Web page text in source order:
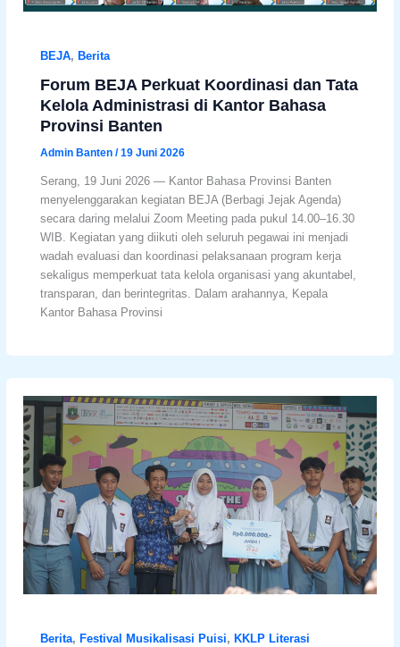
BEJA,Berita
Forum BEJA Perkuat Koordinasi dan Tata
Kelola Administrasi di Kantor Bahasa
Provinsi Banten
Admin Banten/19 Juni 2026
Serang, 19 Juni 2026 — Kantor Bahasa Provinsi Banten
menyelenggarakan kegiatan BEJA (Berbagi Jejak Agenda)
secara daring melalui Zoom Meeting pada pukul 14.00–16.30
WIB. Kegiatan yang diikuti oleh seluruh pegawai ini menjadi
wadah evaluasi dan koordinasi pelaksanaan program kerja
sekaligus memperkuat tata kelola organisasi yang akuntabel,
transparan, dan berintegritas. Dalam arahannya, Kepala
Kantor Bahasa Provinsi
Berita,Festival Musikalisasi Puisi,KKLP Literasi